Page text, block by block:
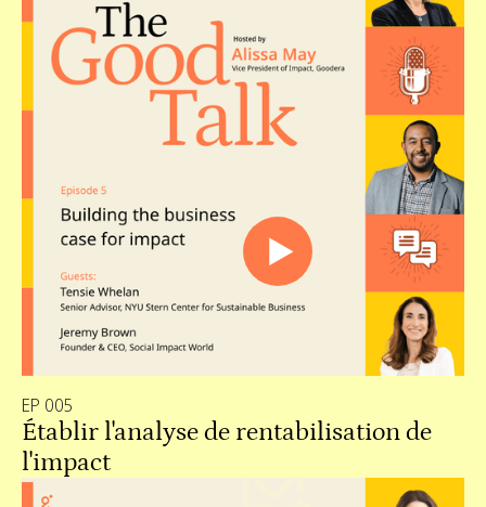
EP 005
Établir l'analyse de rentabilisation de
l'impact